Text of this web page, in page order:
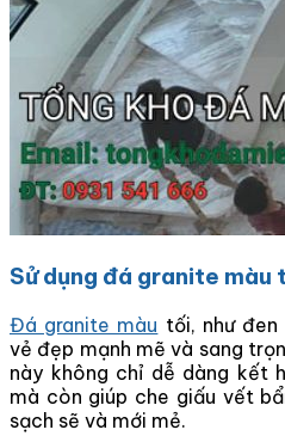
Sử dụng đá granite màu
Đá granite màu tối, như
vẻ đẹp mạnh mẽ và sang
này không chỉ dễ dàng kết
mà còn giúp che giấu vết
sạch sẽ và mới mẻ.